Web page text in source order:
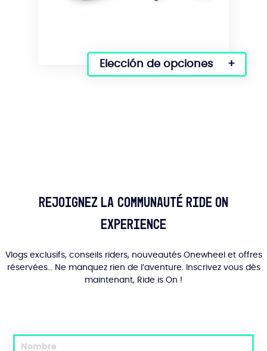
Elección de opciones
Este
la
página
Rejoignez la communauté Ride On
Experience
Vlogs exclusifs, conseils riders, nouveautés Onewheel et offres
réservées… Ne manquez rien de l’aventure. Inscrivez vous dès
maintenant, Ride is On !